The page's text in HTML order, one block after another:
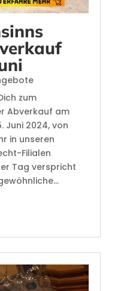
zum
Abverkauf am
Juni 2024, von
in unseren
Filialen
Tag verspricht